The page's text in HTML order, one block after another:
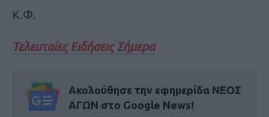
Κ.Φ.
Τελευταίες Ειδήσεις Σήμερα
Ακολούθησε την εφημερίδα ΝΕΟΣ
ΑΓΩΝ στο Google News!